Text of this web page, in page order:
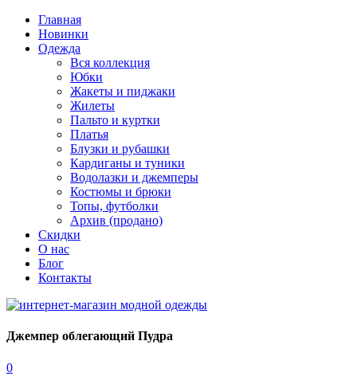
Главная
Новинки
Одежда
Вся коллекция
Юбки
Жакеты и пиджаки
Жилеты
Пальто и куртки
Платья
Блузки и рубашки
Кардиганы и туники
Водолазки и джемперы
Костюмы и брюки
Топы, футболки
Архив (продано)
Скидки
О нас
Блог
Контакты
Джемпер облегающий Пудра
0